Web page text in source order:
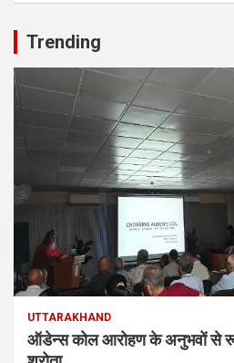
Trending
UTTARAKHAND
ऑडेन्स कोल आरोहण के अनुभवों से